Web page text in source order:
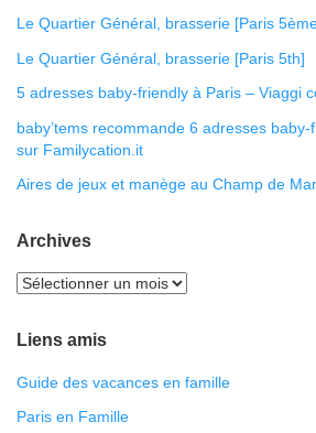
Le Quartier Général, brasserie [Paris
Le Quartier Général, brasserie [Paris 5th]
5 adresses baby-friendly à Paris – Viaggi
baby’tems recommande 6 adresses
sur Familycation.it
Aires de jeux et manège au Champ de
Archives
Liens amis
Guide des vacances en famille
Paris en Famille